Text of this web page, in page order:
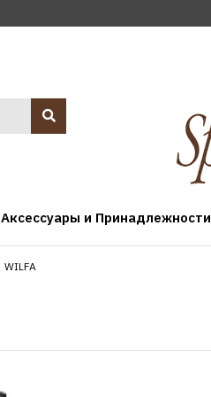
Аксессуары и Принадлежности
WILFA